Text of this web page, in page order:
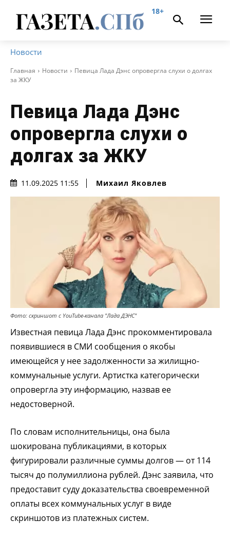
18+
Новости
Главная Новости
Певица Лада Дэнс опровергла слухи о долгах
за ЖКУ
Певица Лада Дэнс
опровергла слухи о
долгах за ЖКУ
11.09.2025 11:55 Михаил Яковлев
Фото: скриншот с YouTube-канала "Лада ДЭНС"
Известная певица Лада Дэнс прокомментировала
появившиеся в СМИ сообщения о якобы
имеющейся у нее задолженности за жилищно-
коммунальные услуги. Артистка категорически
опровергла эту информацию, назвав ее
недостоверной.
По словам исполнительницы, она была
шокирована публикациями, в которых
фигурировали различные суммы долгов — от 114
тысяч до полумиллиона рублей. Дэнс заявила, что
предоставит суду доказательства своевременной
оплаты всех коммунальных услуг в виде
скриншотов из платежных систем.